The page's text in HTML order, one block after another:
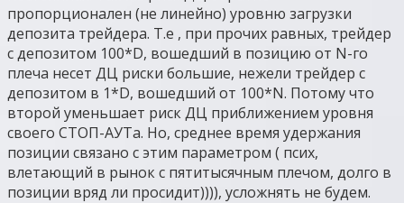
пропорционален (не линейно) уровню загрузки
депозита трейдера. Т.е , при прочих равных, трейдер
с депозитом 100*D, вошедший в позицию от N-го
плеча несет ДЦ риски большие, нежели трейдер с
депозитом в 1*D, вошедший от 100*N. Потому что
второй уменьшает риск ДЦ приближением уровня
своего СТОП-АУТа. Но, среднее время удержания
позиции связано с этим параметром ( псих,
влетающий в рынок с пятитысячным плечом, долго в
позиции вряд ли просидит)))), усложнять не будем.